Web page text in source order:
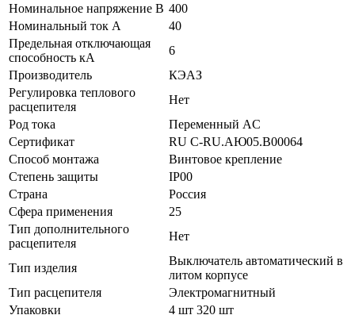
Номинальное напряжение В 400
Номинальный ток А
40
Предельная отключающая
способность кA
6
Производитель
КЭАЗ
Регулировка теплового
расцепителя
Нет
Род тока
Переменный AC
Сертификат
RU C-RU.АЮ05.B00064
Способ монтажа
Винтовое крепление
Степень защиты
IP00
Страна
Россия
Сфера применения
25
Тип дополнительного
расцепителя
Нет
Тип изделия
Выключатель автоматический в
литом корпусе
Тип расцепителя
Электромагнитный
Упаковки
4 шт 320 шт